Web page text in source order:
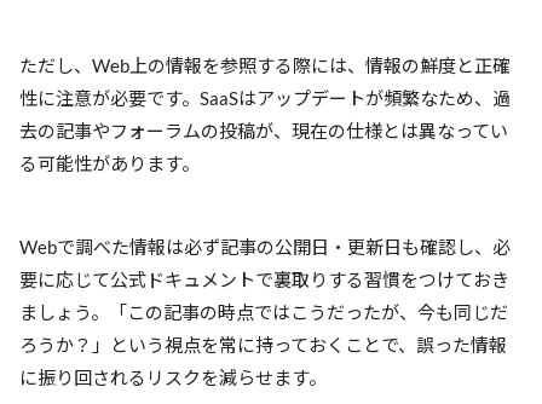
ただし、Web上の情報を参照する際には、情報の鮮度と正確
性に注意が必要です。SaaSはアップデートが頻繁なため、過
去の記事やフォーラムの投稿が、現在の仕様とは異なってい
る可能性があります。
Webで調べた情報は必ず記事の公開日・更新日も確認し、必
要に応じて公式ドキュメントで裏取りする習慣をつけておき
ましょう。「この記事の時点ではこうだったが、今も同じだ
ろうか？」という視点を常に持っておくことで、誤った情報
に振り回されるリスクを減らせます。